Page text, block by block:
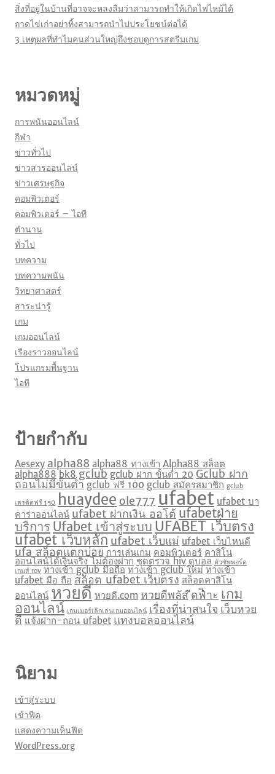
สิ่งที่อยู่ในบ้านที่อาจจะหลงลืมว่าสามารถทำให้เกิดไฟไหม้ได้
ถาดไข่เก่าอย่าทิ้งสามารถนำไปประโยชน์ต่อได้
3 เหตุผลที่ทำไมคนส่วนใหญ่ถึงชอบดูการสตรีมเกม
หมวดหมู่
การพนันออนไลน์
กีฬา
ข่าวทั่วไป
ข่าวสารออนไลน์
ข่าวเศรษฐกิจ
คอมพิวเตอร์
คอมพิวเตอร์ – ไอที
ตำนาน
ทั่วไป
บทความ
บทความพนัน
วิทยาศาสตร์
สาระน่ารู้
เกม
เกมออนไลน์
เรืองราวออนไลน์
โปรแกรมพื้นฐาน
ไอที
ป้ายกำกับ
Aesexy alpha88 alpha88 ทางเข้า Alpha88 สล็อต
alpha888 bk8 gclub gclub ฝาก ขั้นต่ำ 20 Gclub ฝาก
ถอนไม่มีขั้นต่ำ gclub ฟรี 100 gclub สมัครสมาชิก gclub
เครดิตฟรี 150 huaydee ole777 ufabet ufabet บา
คาร่าออนไลน์ ufabet ฝากเงิน ออโต้ ufabetฝ่าย
บริการ Ufabet เข้าสู่ระบบ UFABET เว็บตรง
ufabet เว็บหลัก ufabet เว็บแม่ ufabet เว็บไหนดี
ufa สล็อตแตกบ่อย การเล่นเกม คอมพิวเตอร์ คาสิโน
ออนไลน์ได้เงินจริง ไม่ต้องฝาก ชุดตรวจ hiv ดูบอล ตัวซัพพอร์ต
เกมส์ rov ทางเข้า gclub มือถือ ทางเข้า gclub ใหม่ ทางเข้า
ufabet มือ ถือ สล็อต ufabet เว็บตรง สล็อตคาสิโน
ออนไลน์ หวยดี หวยดี.com หวยดีพลัส ีดฟิำะ เกม
ออนไลน์ เกมเมอร์เลิกเล่นเกมออนไลน์ เรื่องที่น่าสนใจ เว็บหวย
ดี แจ้งฝาก-ถอน ufabet แทงบอลออนไลน์
นิยาม
เข้าสู่ระบบ
เข้าฟีด
แสดงความเห็นฟีด
WordPress.org